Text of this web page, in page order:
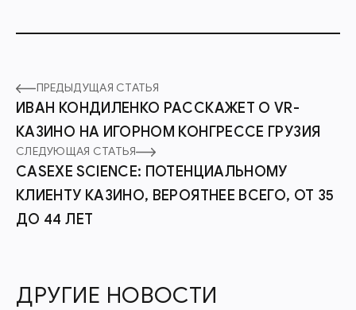
ПРЕДЫДУЩАЯ СТАТЬЯ
ИВАН КОНДИЛЕНКО РАССКАЖЕТ О VR-
КАЗИНО НА ИГОРНОМ КОНГРЕССЕ ГРУЗИЯ
СЛЕДУЮЩАЯ СТАТЬЯ
CASEXE SCIENCE: ПОТЕНЦИАЛЬНОМУ
КЛИЕНТУ КАЗИНО, ВЕРОЯТНЕЕ ВСЕГО, ОТ 35
ДО 44 ЛЕТ
ДРУГИЕ НОВОСТИ